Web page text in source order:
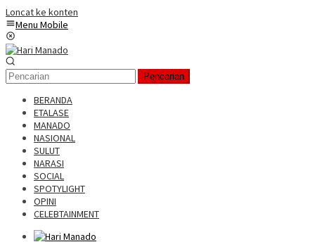
Loncat ke konten
Menu Mobile
Pencarian
BERANDA
ETALASE
MANADO
NASIONAL
SULUT
NARASI
SOCIAL
SPOTYLIGHT
OPINI
CELEBTAINMENT